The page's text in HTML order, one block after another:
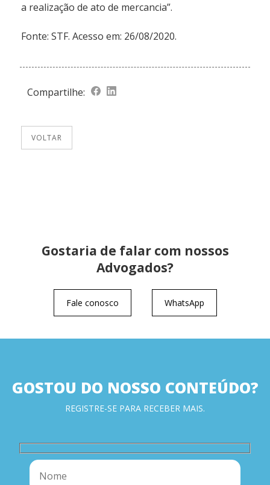
a realização de ato de mercancia”.
Fonte:STF. Acesso em: 26/08/2020.
Compartilhe:
VOLTAR
Gostaria de falar com nossos
Advogados?
Fale conosco WhatsApp
GOSTOU DO NOSSO CONTEÚDO?
REGISTRE-SE PARA RECEBER MAIS.